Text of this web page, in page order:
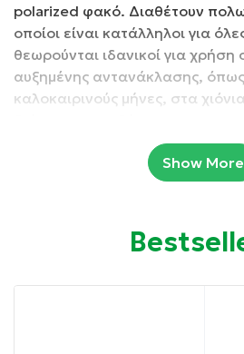
polarized φακό. Διαθέτουν
οποίοι είναι κατάλληλοι για
θεωρούνται ιδανικοί για χρήση
αυξημένης αντανάκλασης,
καλοκαιρινούς μήνες, στα
ακτινοβολία UV400.
Προσφέρουν μεγαλύτερη
Show More